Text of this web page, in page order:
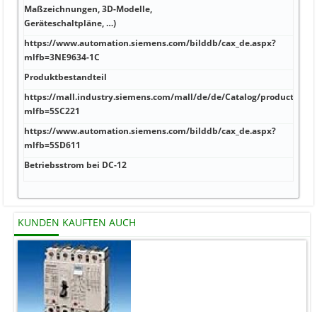
Maßzeichnungen, 3D-Modelle,
Geräteschaltpläne, …)
https://www.automation.siemens.com/bilddb/cax_de.aspx?
mlfb=3NE9634-1C
Produktbestandteil
https://mall.industry.siemens.com/mall/de/de/Catalog/product?
mlfb=5SC221
https://www.automation.siemens.com/bilddb/cax_de.aspx?
mlfb=5SD611
Betriebsstrom bei DC-12
KUNDEN KAUFTEN AUCH